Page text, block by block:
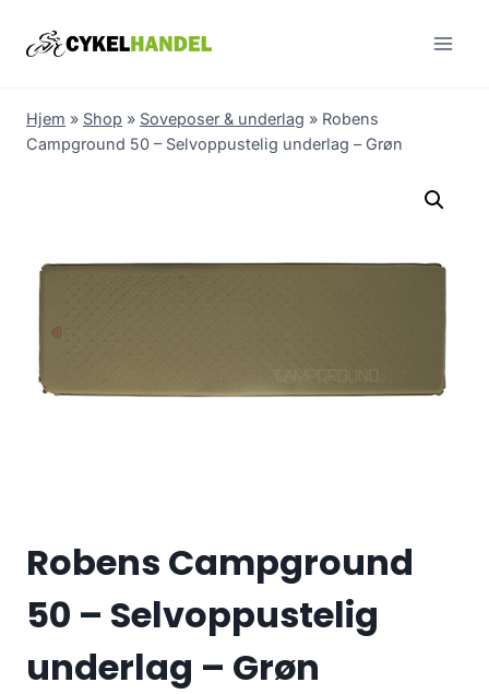
Hjem » Shop » Soveposer & underlag » Robens
Campground 50 – Selvoppustelig underlag – Grøn
Robens Campground
50 – Selvoppustelig
underlag – Grøn